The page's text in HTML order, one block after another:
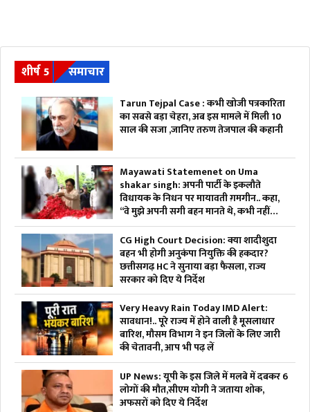
शीर्ष 5 समाचार
Tarun Tejpal Case : कभी खोजी पत्रकारिता
का सबसे बड़ा चेहरा, अब इस मामले में मिली 10
साल की सजा ,जानिए तरुण तेजपाल की कहानी
Mayawati Statemenet on Uma
shakar singh: अपनी पार्टी के इकलौते
विधायक के निधन पर मायावती ग़मगीन.. कहा,
“वे मुझे अपनी सगी बहन मानते थे, कभी नहीं
किया विश्वासघात”.. आप भी सुनें
CG High Court Decision: क्या शादीशुदा
बहन भी होगी अनुकंपा नियुक्ति की हकदार?
छत्तीसगढ़ HC ने सुनाया बड़ा फैसला, राज्य
सरकार को दिए ये निर्देश
Very Heavy Rain Today IMD Alert:
सावधान!.. पूरे राज्य में होने वाली है मूसलाधार
बारिश, मौसम विभाग ने इन जिलों के लिए जारी
की चेतावनी, आप भी पढ़ लें
UP News: यूपी के इस जिले में मलबे में दबकर 6
लोगों की मौत,सीएम योगी ने जताया शोक,
अफसरों को दिए ये निर्देश